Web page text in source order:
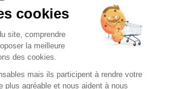
date d’anniversaire
magazine Passion licorne